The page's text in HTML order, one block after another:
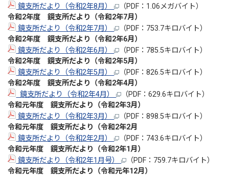
鏡支所だより（令和2年8月）
（PDF：1.06メガバイト）
令和2年度 鏡支所だより（令和2年7月 ）
鏡支所だより（令和2年7月）
（PDF：753.7キロバイト）
令和2年度 鏡支所だより（令和2年6月 ）
鏡支所だより（令和2年6月）
（PDF：785.5キロバイト）
令和2年度 鏡支所だより（令和2年5月 ）
鏡支所だより（令和2年5月）
（PDF：826.5キロバイト）
令和2年度 鏡支所だより（令和2年4月 ）
鏡支所だより（令和2年4月）
（PDF：629.6キロバイト）
令和元年度 鏡支所だより（令和2年3月）
鏡支所だより（令和2年3月）
（PDF：898.5キロバイト）
令和元年度 鏡支所だより（令和2年2月
鏡支所だより（令和2年2月）
（PDF：743.6キロバイト）
令和元年度 鏡支所だより（令和2年1月）
鏡支所だより（令和2年1月号）
（PDF：759.7キロバイト）
令和元年度 鏡支所だより（令和元年12月）